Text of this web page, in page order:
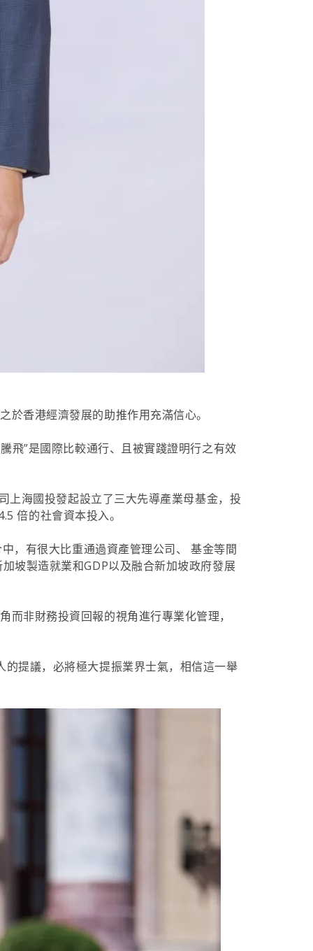
香港經濟發展的助推作用充滿信心。
飛”是國際比較通行、且被實踐證明行之有效
上海國投發起設立了三大先導產業母基金，投
倍的社會資本投入。
，有很大比重通過資產管理公司、 基金等間
坡製造就業和GDP以及融合新加坡政府發展
非財務投資回報的視角進行專業化管理，
提議，必將極大提振業界士氣，相信這一舉